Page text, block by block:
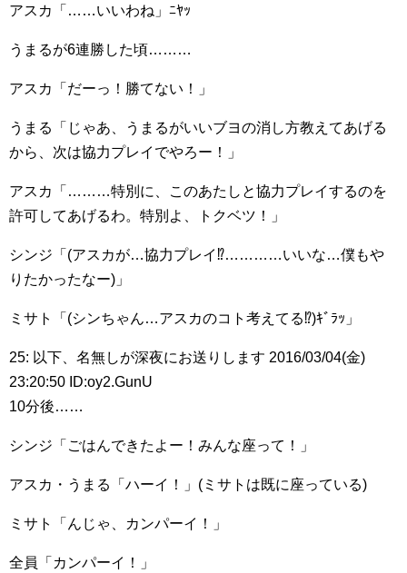
アスカ「……いいわね」ﾆﾔｯ
うまるが6連勝した頃………
アスカ「だーっ！勝てない！」
うまる「じゃあ、うまるがいいブヨの消し方教えてあげる
から、次は協力プレイでやろー！」
アスカ「………特別に、このあたしと協力プレイするのを
許可してあげるわ。特別よ、トクベツ！」
シンジ「(アスカが…協力プレイ⁉︎…………いいな…僕もや
りたかったなー)」
ミサト「(シンちゃん…アスカのコト考えてる⁉︎)ｷﾞﾗｯ」
25: 以下、名無しが深夜にお送りします 2016/03/04(金)
23:20:50 ID:oy2.GunU
10分後……
シンジ「ごはんできたよー！みんな座って！」
アスカ・うまる「ハーイ！」(ミサトは既に座っている)
ミサト「んじゃ、カンパーイ！」
全員「カンパーイ！」